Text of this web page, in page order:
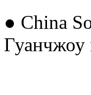
● China
Гуанчжоу